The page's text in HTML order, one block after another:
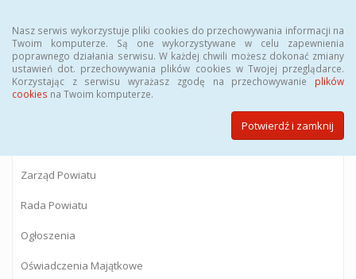
Nasz serwis wykorzystuje pliki cookies do przechowywania informacji na
Twoim komputerze. Są one wykorzystywane w celu zapewnienia
poprawnego działania serwisu. W każdej chwili możesz dokonać zmiany
ustawień dot. przechowywania plików cookies w Twojej przeglądarce.
Korzystając z serwisu wyrażasz zgodę na przechowywanie plików
cookies na Twoim komputerze.
Potwierdź i zamknij
BIULETYN INFORMACJI PUBLICZNEJ
Starostwa Powiatowego w Gostyninie
Zarząd Powiatu
Rada Powiatu
Ogłoszenia
Oświadczenia Majątkowe